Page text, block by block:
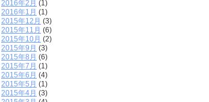
2016年2月 (1)
2016年1月 (1)
2015年12月 (3)
2015年11月 (6)
2015年10月 (2)
2015年9月 (3)
2015年8月 (6)
2015年7月 (1)
2015年6月 (4)
2015年5月 (1)
2015年4月 (3)